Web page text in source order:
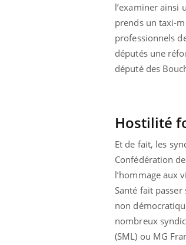
l’examiner ainsi
prends un taxi-
professionnels
députés une
député des
Hostilité
Et de fait, les
Confédération
l’hommage aux
Santé fait passer
non
nombreux
(SML) ou MG
Eczéma Chronique des
préparer pour l’été !
L'été arrive… et avec lui, un
rythme de vie ! Vacances,
soleil, activités en plein